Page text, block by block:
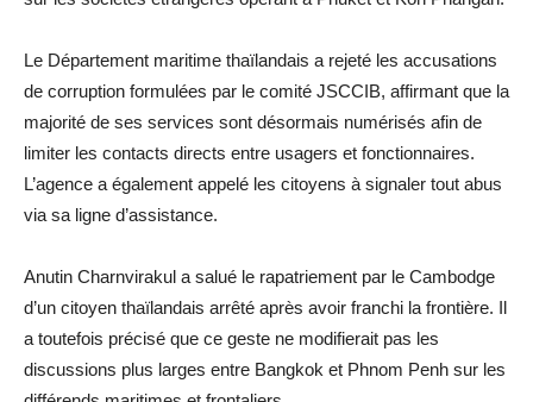
Le Département maritime thaïlandais a rejeté les accusations
de corruption formulées par le comité JSCCIB, affirmant que la
majorité de ses services sont désormais numérisés afin de
limiter les contacts directs entre usagers et fonctionnaires.
L’agence a également appelé les citoyens à signaler tout abus
via sa ligne d’assistance.
Anutin Charnvirakul a salué le rapatriement par le Cambodge
d’un citoyen thaïlandais arrêté après avoir franchi la frontière. Il
a toutefois précisé que ce geste ne modifierait pas les
discussions plus larges entre Bangkok et Phnom Penh sur les